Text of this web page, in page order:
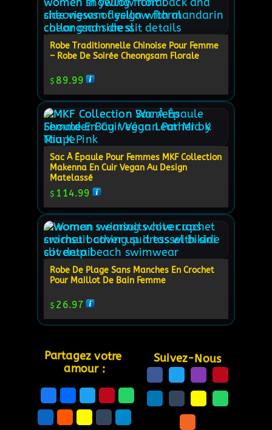
Robe Traditionnelle Chinoise Pour Femme
– Robe De Soirée Cheongsam Florale
$ 89.99
Sac À Épaule Pour Femmes MKF Collection
Makenna En Cuir Vegan Au Design
Matelassé
$ 114.99
Robe De Plage Sans Manches En Crochet
Pour Maillot De Bain Femme
$ 26.97
Partagez votre
amour :
Suivez-Nous